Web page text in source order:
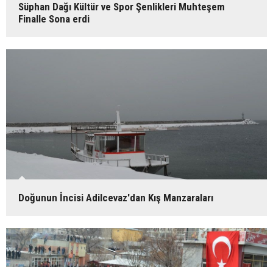
Süphan Dağı Kültür ve Spor Şenlikleri Muhteşem
Finalle Sona erdi
Doğunun İncisi Adilcevaz'dan Kış Manzaraları